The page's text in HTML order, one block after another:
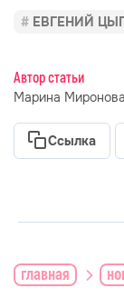
ЕВГЕНИЙ
Автор статьи
Марина Миронова
Ссылка
главная